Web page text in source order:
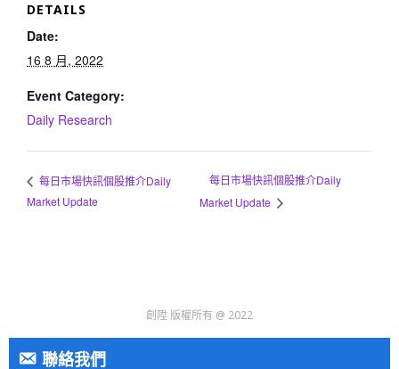
DETAILS
Date:
16 8 月, 2022
Event Category:
Daily Research
每日市場快訊個股推介Daily
Market Update
每日市場快訊個股推介Daily
Market Update
創陞 版權所有 @ 2022
聯絡我們